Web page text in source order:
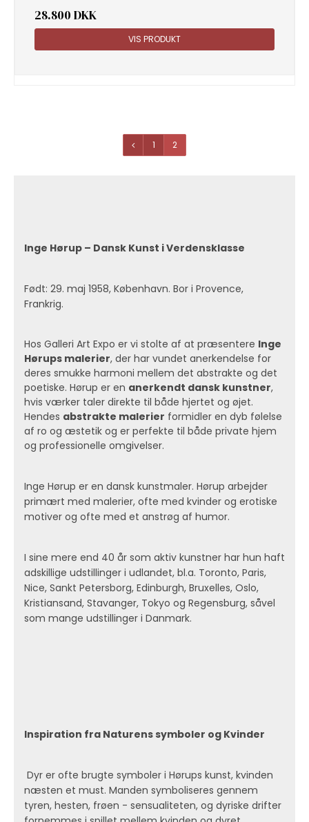
28.800 DKK
VIS PRODUKT
1 2
Inge Hørup – Dansk Kunst i Verdensklasse
Født: 29. maj 1958, København. Bor i Provence,
Frankrig.
Hos Galleri Art Expo er vi stolte af at præsentere Inge
Hørups malerier, der har vundet anerkendelse for
deres smukke harmoni mellem det abstrakte og det
poetiske. Hørup er en anerkendt dansk kunstner,
hvis værker taler direkte til både hjertet og øjet.
Hendes abstrakte malerier formidler en dyb følelse
af ro og æstetik og er perfekte til både private hjem
og professionelle omgivelser.
Inge Hørup er en dansk kunstmaler. Hørup arbejder
primært med malerier, ofte med kvinder og erotiske
motiver og ofte med et anstrøg af humor.
I sine mere end 40 år som aktiv kunstner har hun haft
adskillige udstillinger i udlandet, bl.a. Toronto, Paris,
Nice, Sankt Petersborg, Edinburgh, Bruxelles, Oslo,
Kristiansand, Stavanger, Tokyo og Regensburg, såvel
som mange udstillinger i Danmark.
Inspiration fra Naturens symboler og Kvinder
Dyr er ofte brugte symboler i Hørups kunst, kvinden
næsten et must. Manden symboliseres gennem
tyren, hesten, frøen - sensualiteten, og dyriske drifter